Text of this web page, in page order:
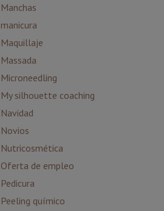
Manchas
manicura
Maquillaje
Massada
Microneedling
My silhouette coaching
Navidad
Novios
Nutricosmética
Oferta de empleo
Pedicura
Peeling químico